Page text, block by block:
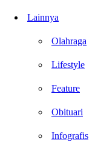
Lainnya
Olahraga
Lifestyle
Feature
Obituari
Infografis